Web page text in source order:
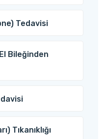
Tedavisi
Bileğinden
Tıkanıklığı